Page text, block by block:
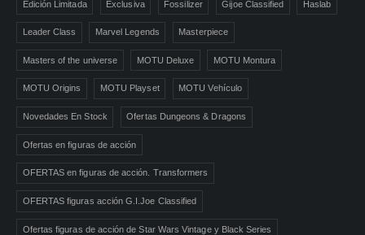
Edición Limitada Exclusiva Fossilizer Gijoe Classified Haslab
Leader Class Marvel Legends Masterpiece
Masters of the universe MOTU Deluxe MOTU Montura
MOTU Origins MOTU Playset MOTU Vehículo
Novedades En Stock Ofertas Dungeons & Dragons
Ofertas en figuras de acción
OFERTAS en figuras de acción. Transformers
OFERTAS figuras acción G.I.Joe Classified
Ofertas figuras de acción de Star Wars Vintage y Black Series